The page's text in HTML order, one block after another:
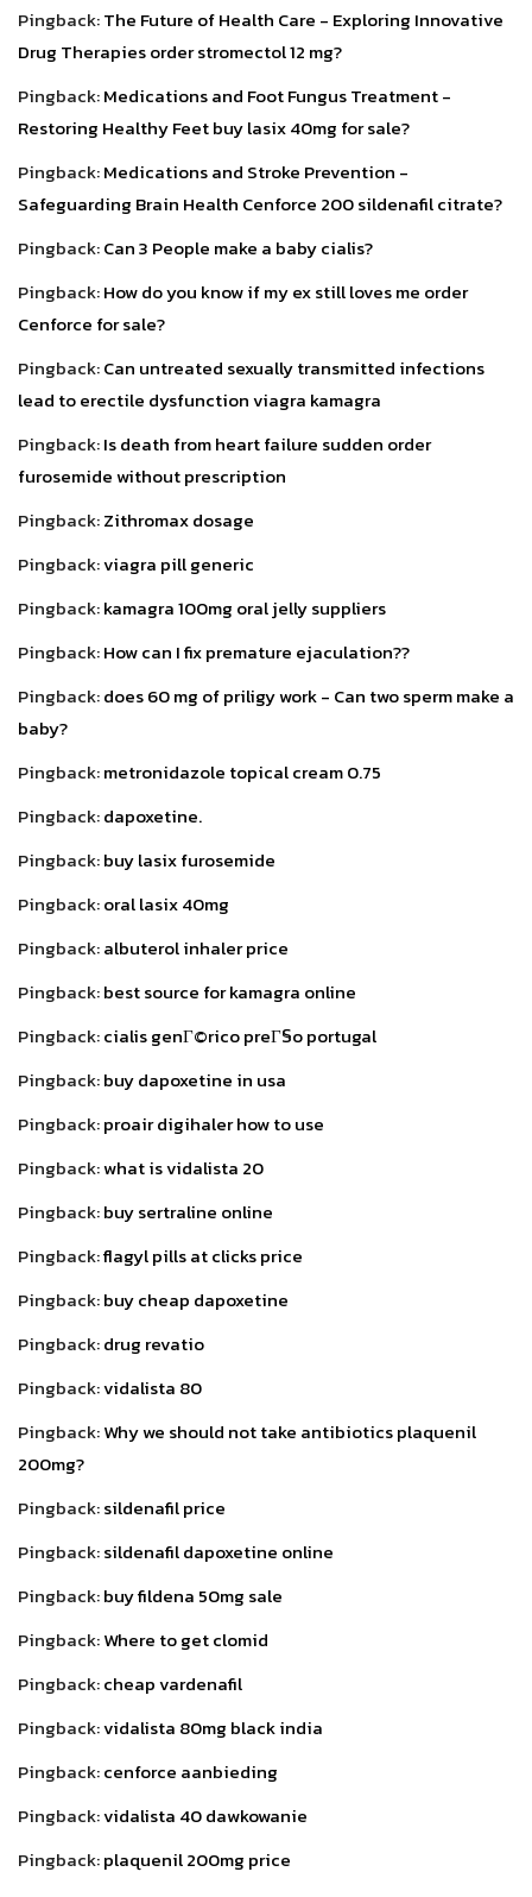
Pingback:The Future of Health Care - Exploring Innovative
Drug Therapies order stromectol 12 mg?
Pingback:Medications and Foot Fungus Treatment -
Restoring Healthy Feet buy lasix 40mg for sale?
Pingback:Medications and Stroke Prevention -
Safeguarding Brain Health Cenforce 200 sildenafil citrate?
Pingback:Can 3 People make a baby cialis?
Pingback:How do you know if my ex still loves me order
Cenforce for sale?
Pingback:Can untreated sexually transmitted infections
lead to erectile dysfunction viagra kamagra
Pingback:Is death from heart failure sudden order
furosemide without prescription
Pingback:Zithromax dosage
Pingback:viagra pill generic
Pingback:kamagra 100mg oral jelly suppliers
Pingback:How can I fix premature ejaculation??
Pingback:does 60 mg of priligy work - Can two sperm make a
baby?
Pingback:metronidazole topical cream 0.75
Pingback:dapoxetine.
Pingback:buy lasix furosemide
Pingback:oral lasix 40mg
Pingback:albuterol inhaler price
Pingback:best source for kamagra online
Pingback:cialis genГ©rico preГ§o portugal
Pingback:buy dapoxetine in usa
Pingback:proair digihaler how to use
Pingback:what is vidalista 20
Pingback:buy sertraline online
Pingback:flagyl pills at clicks price
Pingback:buy cheap dapoxetine
Pingback:drug revatio
Pingback:vidalista 80
Pingback:Why we should not take antibiotics plaquenil
200mg?
Pingback:sildenafil price
Pingback:sildenafil dapoxetine online
Pingback:buy fildena 50mg sale
Pingback:Where to get clomid
Pingback:cheap vardenafil
Pingback:vidalista 80mg black india
Pingback:cenforce aanbieding
Pingback:vidalista 40 dawkowanie
Pingback:plaquenil 200mg price